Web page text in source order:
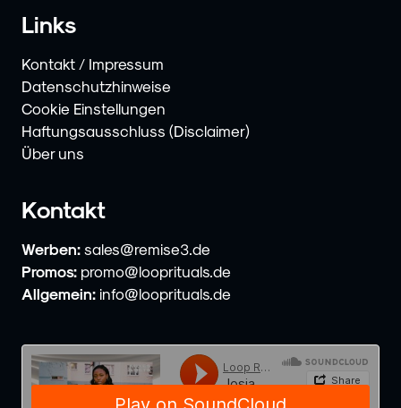
Links
Kontakt / Impressum
Datenschutzhinweise
Cookie Einstellungen
Haftungsausschluss (Disclaimer)
Über uns
Kontakt
Werben: sales@remise3.de
Promos: promo@looprituals.de
Allgemein: info@looprituals.de